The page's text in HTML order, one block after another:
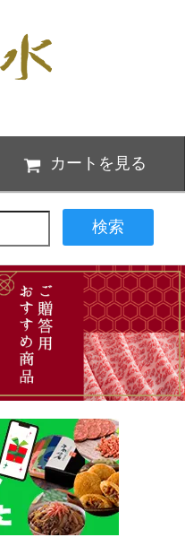
カートを見る
検索